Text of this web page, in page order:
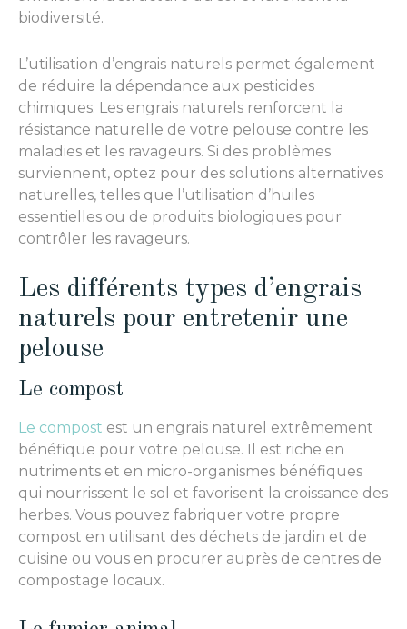
biodiversité.
L’utilisation d’engrais naturels permet également
de réduire la dépendance aux pesticides
chimiques. Les engrais naturels renforcent la
résistance naturelle de votre pelouse contre les
maladies et les ravageurs. Si des problèmes
surviennent, optez pour des solutions alternatives
naturelles, telles que l’utilisation d’huiles
essentielles ou de produits biologiques pour
contrôler les ravageurs.
Les différents types d’engrais
naturels pour entretenir une
pelouse
Le compost
Le compost est un engrais naturel extrêmement
bénéfique pour votre pelouse. Il est riche en
nutriments et en micro-organismes bénéfiques
qui nourrissent le sol et favorisent la croissance des
herbes. Vous pouvez fabriquer votre propre
compost en utilisant des déchets de jardin et de
cuisine ou vous en procurer auprès de centres de
compostage locaux.